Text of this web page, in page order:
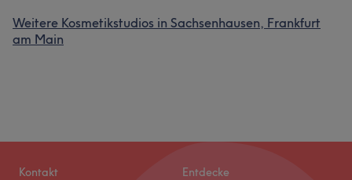
Weitere Kosmetikstudios in Sachsenhausen, Frankfurt
am Main
Kontakt Entdecke